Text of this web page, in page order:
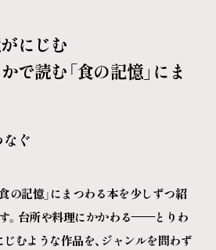
にじむ
で読む「食の記憶」にま
ぐ
の記憶」にまつわる本を少しずつ紹
。台所や料理にかかわる——とりわ
じむような作品を、ジャンルを問わず